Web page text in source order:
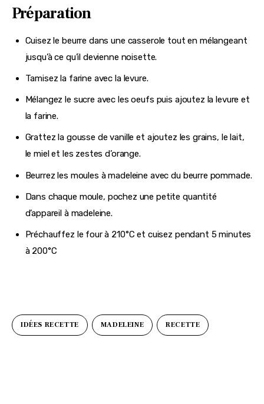
Préparation
Cuisez le beurre dans une casserole tout en mélangeant
jusqu’à ce qu’il devienne noisette.
Tamisez la farine avec la levure.
Mélangez le sucre avec les oeufs puis ajoutez la levure et
la farine.
Grattez la gousse de vanille et ajoutez les grains, le lait,
le miel et les zestes d’orange.
Beurrez les moules à madeleine avec du beurre pommade.
Dans chaque moule, pochez une petite quantité
d’appareil à madeleine.
Préchauffez le four à 210°C et cuisez pendant 5 minutes
à 200°C
IDÉES RECETTE MADELEINE RECETTE